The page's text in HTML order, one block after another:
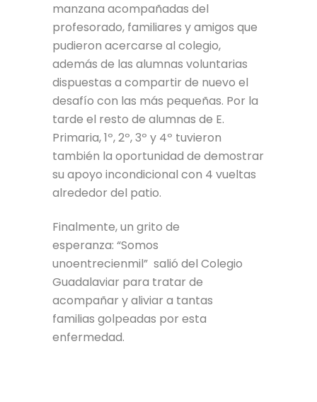
manzana acompañadas del
profesorado, familiares y amigos que
pudieron acercarse al colegio,
además de las alumnas voluntarias
dispuestas a compartir de nuevo el
desafío con las más pequeñas. Por la
tarde el resto de alumnas de E.
Primaria, 1º, 2º, 3º y 4º tuvieron
también la oportunidad de demostrar
su apoyo incondicional con 4 vueltas
alrededor del patio.
Finalmente, un grito de
esperanza: “Somos
unoentrecienmil” salió del Colegio
Guadalaviar para tratar de
acompañar y aliviar a tantas
familias golpeadas por esta
enfermedad.